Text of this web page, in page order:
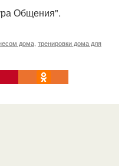
Общения".
дома тренировки дома для